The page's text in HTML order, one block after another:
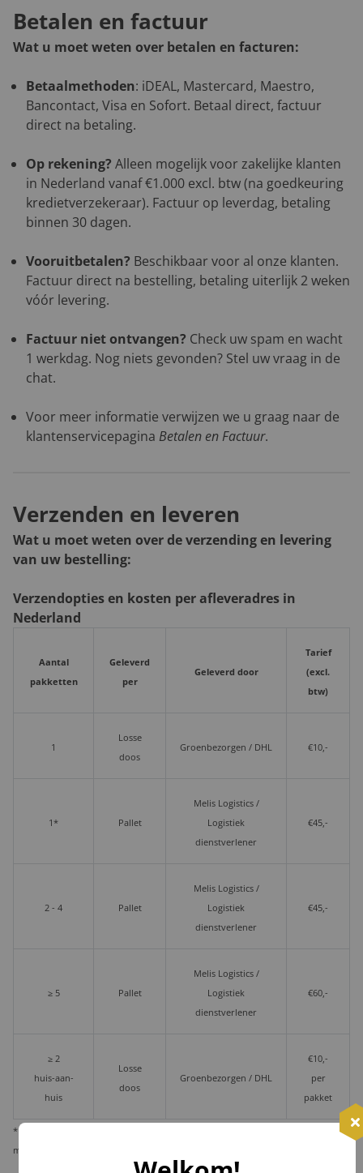
Betalen en factuur
Wat u moet weten over betalen en facturen:
Betaalmethoden: iDEAL, Mastercard, Maestro,
Bancontact, Visa en Sofort. Betaal direct, factuur
direct na betaling.
Op rekening? Alleen mogelijk voor zakelijke klanten
in Nederland vanaf €1.000 excl. btw (na goedkeuring
kredietverzekeraar). Factuur op leverdag, betaling
binnen 30 dagen.
Vooruitbetalen? Beschikbaar voor al onze klanten.
Factuur direct na bestelling, betaling uiterlijk 2 weken
vóór levering.
Factuur niet ontvangen? Check uw spam en wacht
1 werkdag. Nog niets gevonden? Stel uw vraag in de
chat.
Voor meer informatie verwijzen we u graag naar de
klantenservicepagina Betalen en Factuur.
Verzenden en leveren
Wat u moet weten over de verzending en levering
van uw bestelling:
Verzendopties en kosten per afleveradres in
Nederland
Aantal
pakketten
Geleverd
per
Geleverd door
Tarief
(excl.
btw)
1
Losse
doos
Groenbezorgen / DHL €10,-
1* Pallet
Melis Logistics /
Logistiek
dienstverlener
€45,-
2 - 4 Pallet
Melis Logistics /
Logistiek
dienstverlener
€45,-
≥ 5 Pallet
Melis Logistics /
Logistiek
dienstverlener
€60,-
≥ 2
huis-aan-
huis
Losse
doos
Groenbezorgen / DHL
€10,-
per
pakket
* Wij verzenden 1 kerstpakket standaard per pakketdienst, maar bieden u de
mogelijkheid deze per pallet te laten leveren i.v.m. veiligheid en zekerheid.